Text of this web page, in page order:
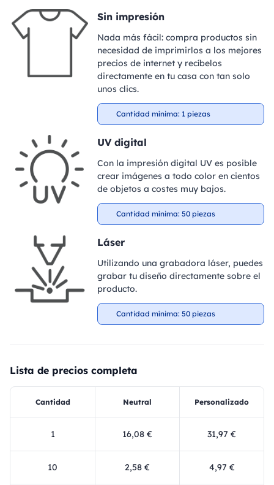
Sin impresión
Nada más fácil: compra productos sin
necesidad de imprimirlos a los mejores
precios de internet y recíbelos
directamente en tu casa con tan solo
unos clics.
Cantidad mínima: 1 piezas
UV digital
Con la impresión digital UV es posible
crear imágenes a todo color en cientos
de objetos a costes muy bajos.
Cantidad mínima: 50 piezas
Láser
Utilizando una grabadora láser, puedes
grabar tu diseño directamente sobre el
producto.
Cantidad mínima: 50 piezas
Lista de precios completa
Cantidad Neutral Personalizado
1 16,08 € 31,97 €
10 2,58 € 4,97 €